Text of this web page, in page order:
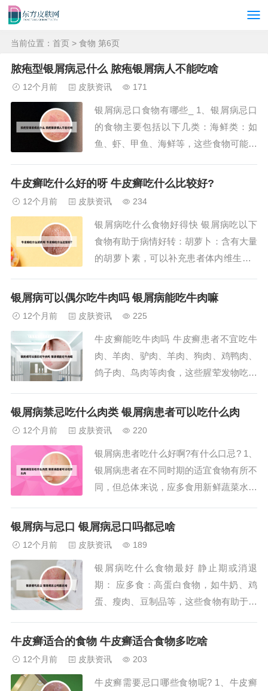
当前位置： 首页 > 食物 第6页
脓疱型银屑病忌什么 脓疱银屑病人不能吃啥
12个月前 皮肤资讯 171
银屑病忌口食物有哪些_ 1、银屑病忌口
的食物主要包括以下几类：海鲜类：如
鱼、虾、甲鱼、海鲜等，这些食物可能引
狗肉、驴肉等热性食物，同样可能不利于
具有强烈的刺激性，可能加重皮肤炎症。
2、烟酒：烟...
牛皮癣吃什么好的呀 牛皮癣吃什么比较好?
12个月前 皮肤资讯 234
银屑病吃什么食物好得快 银屑病吃以下
食物有助于病情好转：胡萝卜：含有大量
的胡萝卜素，可以补充患者体内维生素A
萝卜：含有碳水化合物、钙、磷、胡萝卜
状况。胡萝卜：胡萝卜含有大量的胡萝卜
素，可以有效...
银屑病可以偶尔吃牛肉吗 银屑病能吃牛肉嘛
12个月前 皮肤资讯 225
牛皮癣能吃牛肉吗 牛皮癣患者不宜吃牛
肉、羊肉、驴肉、羊肉、狗肉、鸡鸭肉、
鸽子肉、鸟肉等肉食，这些腥荤发物吃了
品比如鱼、虾、蟹，以及热性鱼比如黄
猪瘦肉为主，同时可以吃些鸡蛋补充人体
所需的蛋白质。...
银屑病禁忌吃什么肉类 银屑病患者可以吃什么肉
12个月前 皮肤资讯 220
银屑病患者吃什么好啊?有什么口忌? 1、
银屑病患者在不同时期的适宜食物有所不
同，但总体来说，应多食用新鲜蔬菜水果
和高脂肪食物。急性期： 应多食：新鲜
腥类食物，如辣椒、花椒、鱼、虾等，这
些食物可能...
银屑病与忌口 银屑病忌口吗都忌啥
12个月前 皮肤资讯 189
银屑病吃什么食物最好 静止期或消退
期： 应多食：高蛋白食物，如牛奶、鸡
蛋、瘦肉、豆制品等，这些食物有助于补
白血症的患者更为重要。 可少量饮用：
上可以选择以下食物，以辅助病情的好
牛皮癣适合的食物 牛皮癣适合食物多吃啥
12个月前 皮肤资讯 203
牛皮癣需要忌口哪些食物呢? 1、牛皮癣